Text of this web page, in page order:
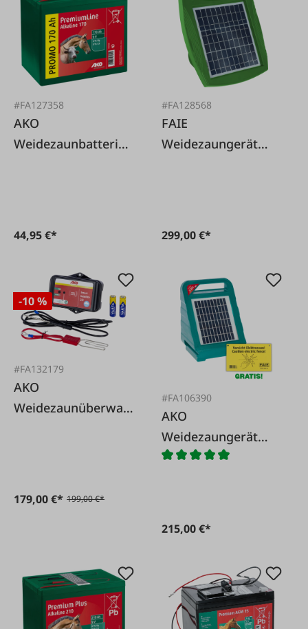
#FA127358
AKO
Weidezaunbatterie
44,95 €*
#FA128568
FAIE
Weidezaungerät
299,00 €*
-10 %
#FA132179
AKO
Weidezaunüberwac
179,00 €* 199,00 €*
#FA106390
AKO
Weidezaungerät
Solar Sun Power
215,00 €*